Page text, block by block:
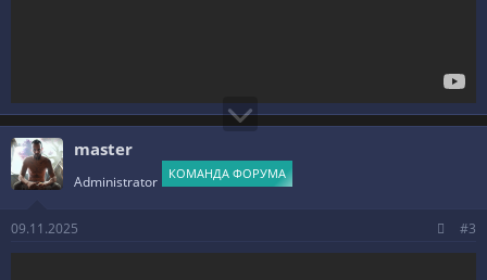
master
Administrator КОМАНДА ФОРУМА
09.11.2025 #3